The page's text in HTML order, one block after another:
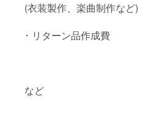
(衣装製作、楽曲制作など)
･ リターン品作成費
など